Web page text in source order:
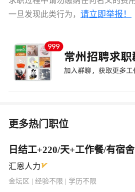
一旦发现此类行为， 请立即举报！
更多热门职位
日结工+220/天+工作餐/有宿舍
汇恩人力
金坛区 | 经验不限 | 学历不限